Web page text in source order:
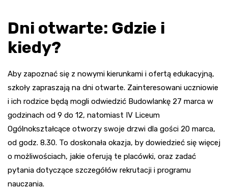
Dni otwarte: Gdzie i
kiedy?
Aby zapoznać się z nowymi kierunkami i ofertą edukacyjną,
szkoły zapraszają na dni otwarte. Zainteresowani uczniowie
i ich rodzice będą mogli odwiedzić Budowlankę 27 marca w
godzinach od 9 do 12, natomiast IV Liceum
Ogólnokształcące otworzy swoje drzwi dla gości 20 marca,
od godz. 8.30. To doskonała okazja, by dowiedzieć się więcej
o możliwościach, jakie oferują te placówki, oraz zadać
pytania dotyczące szczegółów rekrutacji i programu
nauczania.